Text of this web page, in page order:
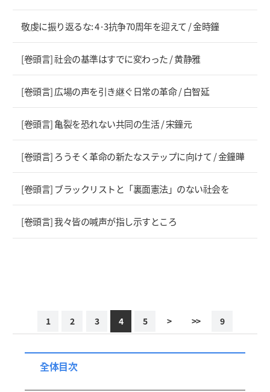
敬虔に振り返るな: 4·3抗争70周年を迎えて / 金時鐘
[卷頭言] 社会の基準はすでに変わった / 黄静雅
[卷頭言] 広場の声を引き継ぐ日常の革命 / 白智延
[卷頭言] 亀裂を恐れない共同の生活 / 宋鐘元
[卷頭言] ろうそく革命の新たなステップに向けて / 金鐘曄
[卷頭言] ブラックリストと「裏面憲法」のない社会を
[卷頭言] 我々皆の喊声が指し示すところ
1 2 3 4 5 > >> 9
全体目次